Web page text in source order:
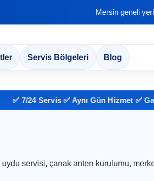
Mersin geneli
Servis Bölgeleri Blog
✅ 7/24 Servis ✅ Aynı Gün Hizmet ✅
servisi, çanak anten kurulumu,